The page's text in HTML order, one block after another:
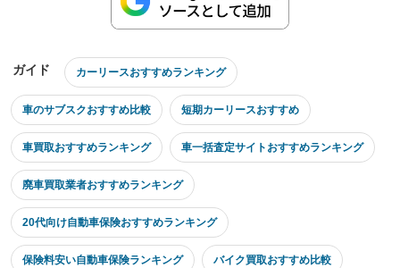
ガイド カーリースおすすめランキング
車のサブスクおすすめ比較 短期カーリースおすすめ
車買取おすすめランキング 車一括査定サイトおすすめランキング
廃車買取業者おすすめランキング
20代向け自動車保険おすすめランキング
保険料安い自動車保険ランキング バイク買取おすすめ比較